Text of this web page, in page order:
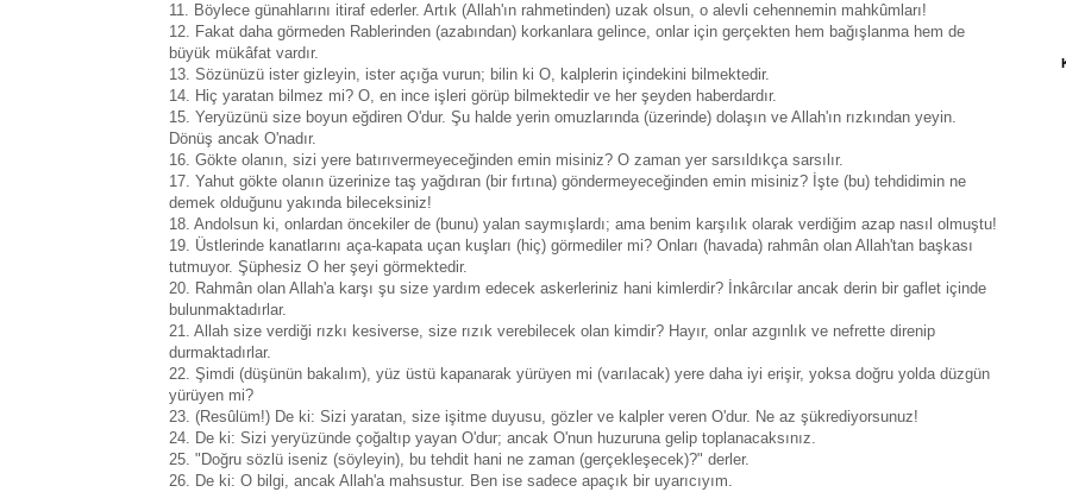
11. Böylece günahlarını itiraf ederler. Artık (Allah'ın rahmetinden) uzak olsun, o alevli cehennemin mahkûmları!
12. Fakat daha görmeden Rablerinden (azabından) korkanlara gelince, onlar için gerçekten hem bağışlanma hem de
büyük mükâfat vardır.
13. Sözünüzü ister gizleyin, ister açığa vurun; bilin ki O, kalplerin içindekini bilmektedir.
14. Hiç yaratan bilmez mi? O, en ince işleri görüp bilmektedir ve her şeyden haberdardır.
15. Yeryüzünü size boyun eğdiren O'dur. Şu halde yerin omuzlarında (üzerinde) dolaşın ve Allah'ın rızkından yeyin.
Dönüş ancak O'nadır.
16. Gökte olanın, sizi yere batırıvermeyeceğinden emin misiniz? O zaman yer sarsıldıkça sarsılır.
17. Yahut gökte olanın üzerinize taş yağdıran (bir fırtına) göndermeyeceğinden emin misiniz? İşte (bu) tehdidimin ne
demek olduğunu yakında bileceksiniz!
18. Andolsun ki, onlardan öncekiler de (bunu) yalan saymışlardı; ama benim karşılık olarak verdiğim azap nasıl olmuştu!
19. Üstlerinde kanatlarını aça-kapata uçan kuşları (hiç) görmediler mi? Onları (havada) rahmân olan Allah'tan başkası
tutmuyor. Şüphesiz O her şeyi görmektedir.
20. Rahmân olan Allah'a karşı şu size yardım edecek askerleriniz hani kimlerdir? İnkârcılar ancak derin bir gaflet içinde
bulunmaktadırlar.
21. Allah size verdiği rızkı kesiverse, size rızık verebilecek olan kimdir? Hayır, onlar azgınlık ve nefrette direnip
durmaktadırlar.
22. Şimdi (düşünün bakalım), yüz üstü kapanarak yürüyen mi (varılacak) yere daha iyi erişir, yoksa doğru yolda düzgün
yürüyen mi?
23. (Resûlüm!) De ki: Sizi yaratan, size işitme duyusu, gözler ve kalpler veren O'dur. Ne az şükrediyorsunuz!
24. De ki: Sizi yeryüzünde çoğaltıp yayan O'dur; ancak O'nun huzuruna gelip toplanacaksınız.
25. "Doğru sözlü iseniz (söyleyin), bu tehdit hani ne zaman (gerçekleşecek)?" derler.
26. De ki: O bilgi, ancak Allah'a mahsustur. Ben ise sadece apaçık bir uyarıcıyım.